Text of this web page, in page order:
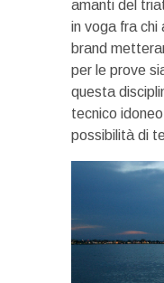
amanti del
in voga fra chi
brand
per le prove
questa
tecnico
possibilità di